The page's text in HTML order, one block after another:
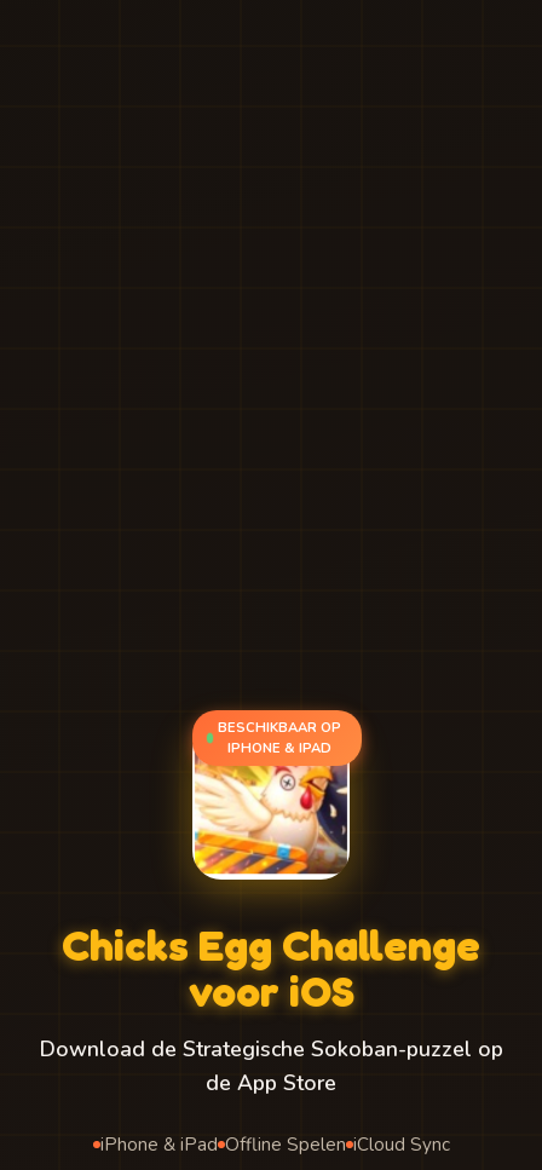
BESCHIKBAAR OP
IPHONE & IPAD
Chicks Egg Challenge
voor iOS
Download de Strategische Sokoban-puzzel op
de App Store
iPhone & iPad Offline Spelen iCloud Sync